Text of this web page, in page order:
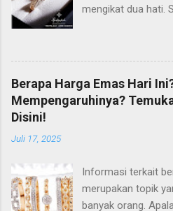
mengikat dua hati.
semakin selektif
yang tidak hanya
makna mendalam.
di pasaran, The
mencuri perhatian
kawin yang tidak
makna. Setiap
Berapa Harga Emas Hari
Mempengaruhinya?
Disini!
Juli 17, 2025
Informasi terkait
merupakan topik
banyak orang.